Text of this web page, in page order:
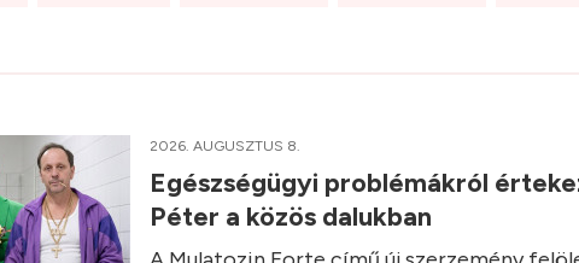
2026. AUGUSZTUS 8.
Egészségügyi problémákról
Péter a közös dalukban